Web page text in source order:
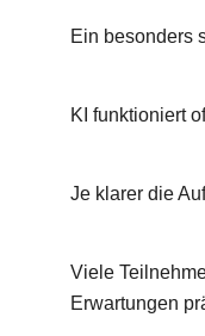
Ein besonders
KI funktioniert
Je klarer die
Viele
Erwartungen